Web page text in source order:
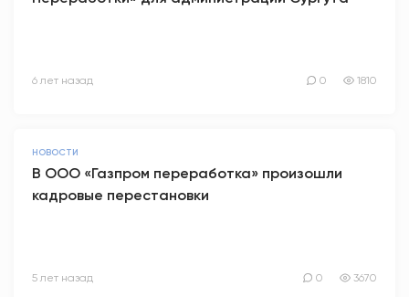
6 лет назад 0 1810
НОВОСТИ
В ООО «Газпром переработка» произошли
кадровые перестановки
5 лет назад 0 3670